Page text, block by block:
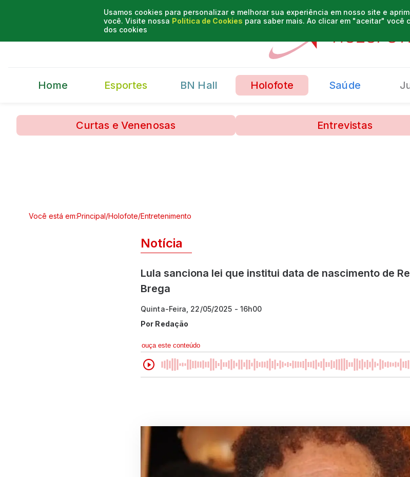
Usamos cookies para personalizar e melhorar sua experiência em nosso site e
você. Visite nossa Política de Cookies para saber mais. Ao clicar em "aceitar" você
dos cookies
Home Esportes BN Hall Holofote Saúde
Curtas e Venenosas Entrevistas
Você está em:Principal/Holofote/Entretenimento
Notícia
Lula sanciona lei que institui data de nascimento de
Brega
Quinta-Feira, 22/05/2025 - 16h00
Por Redação
ouça este conteúdo